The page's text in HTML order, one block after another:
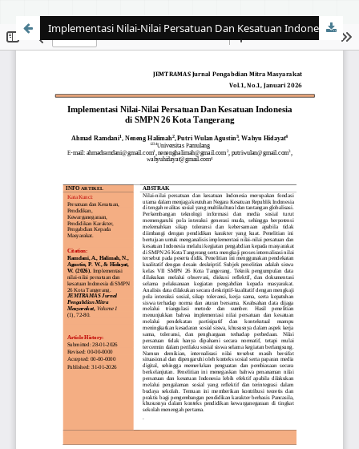
Implementasi Nilai-Nilai Persatuan Dan Kesatuan Indonesia di SMPN 26 Kota Tangerang